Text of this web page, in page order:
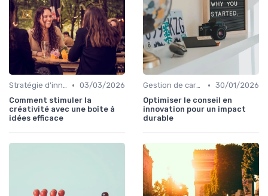
Stratégie d'innovation • 03/03/2026
Comment stimuler la
créativité avec une boîte à
idées efficace
Gestion de carrière en innovation • 30/01/2026
Optimiser le conseil en
innovation pour un impact
durable